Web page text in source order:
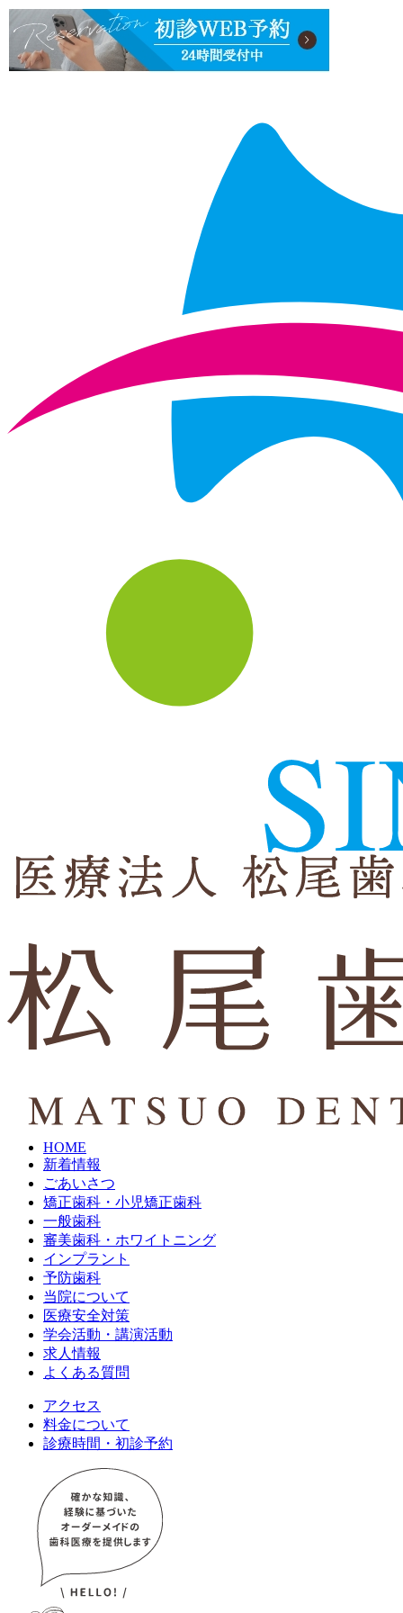
HOME
新着情報
ごあいさつ
矯正歯科・小児矯正歯科
一般歯科
審美歯科・ホワイトニング
インプラント
予防歯科
当院について
医療安全対策
学会活動・講演活動
求人情報
よくある質問
アクセス
料金について
診療時間・初診予約